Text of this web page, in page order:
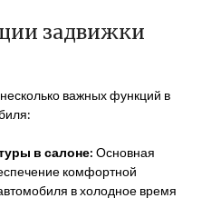
задвижки
важных функций в
в салоне: Основная
комфортной
в холодное время